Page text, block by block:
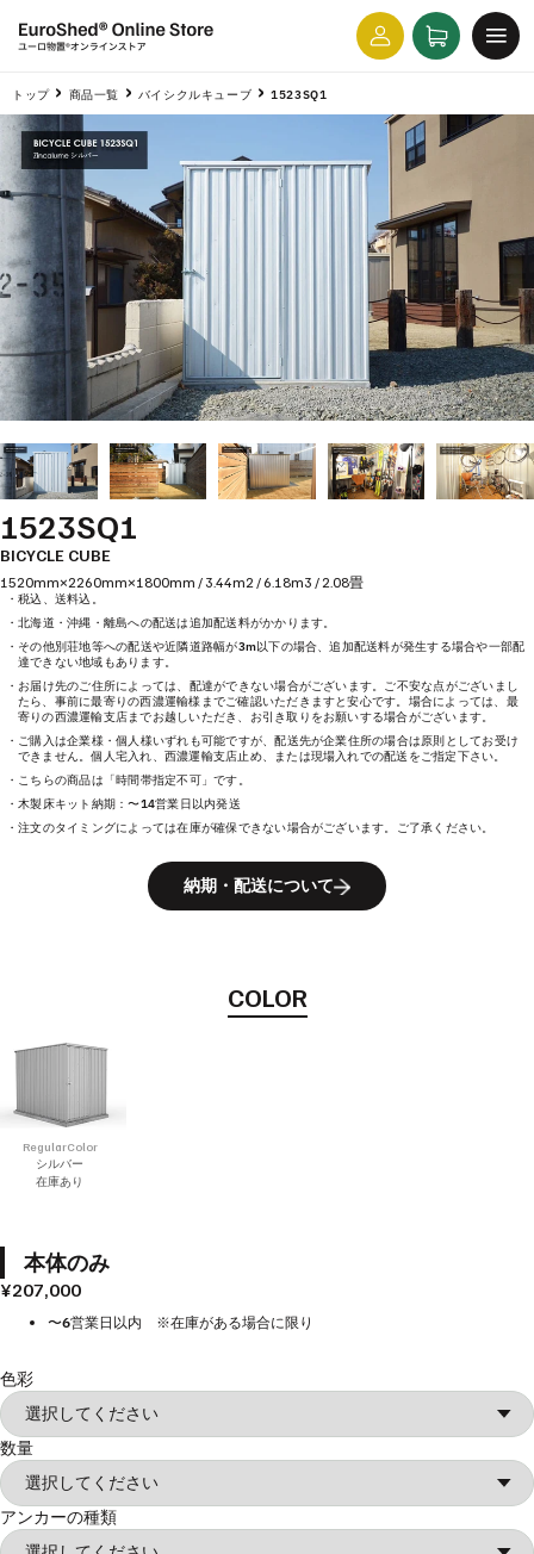
ンツに
進む
グ
イ
ー
ト
トップ 商品一覧 バイシクルキューブ 1523SQ1
1523SQ1
BICYCLE CUBE
1520mm×2260mm×1800mm / 3.44m2 / 6.18m3 / 2.08畳
・税込、送料込。
・北海道・沖縄・離島への配送は追加配送料がかかります。
・その他別荘地等への配送や近隣道路幅が3m以下の場合、追加配送料が発生する場合や一部配
達できない地域もあります。
・お届け先のご住所によっては、配達ができない場合がございます。ご不安な点がございまし
たら、事前に最寄りの西濃運輸様までご確認いただきますと安心です。場合によっては、最
寄りの西濃運輸支店までお越しいただき、お引き取りをお願いする場合がございます。
・ご購入は企業様・個人様いずれも可能ですが、配送先が企業住所の場合は原則としてお受け
できません。個人宅入れ、西濃運輸支店止め、または現場入れでの配送をご指定下さい。
・こちらの商品は「時間帯指定不可」です。
・木製床キット納期：〜14営業日以内発送
・注文のタイミングによっては在庫が確保できない場合がございます。ご了承ください。
納期・配送について
COLOR
RegularColor
シルバー
在庫あり
本体のみ
¥207,000
〜6営業日以内 ※在庫がある場合に限り
色彩
数量
アンカーの種類